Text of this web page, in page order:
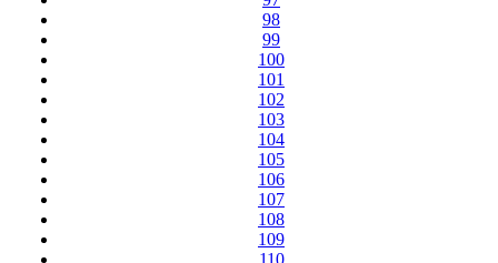
98
99
100
101
102
103
104
105
106
107
108
109